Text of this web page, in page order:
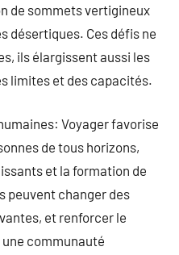
de sommets vertigineux
désertiques. Ces défis ne
ils élargissent aussi les
limites et des capacités.
Voyager favorise
de tous horizons,
et la formation de
peuvent changer des
et renforcer le
communauté